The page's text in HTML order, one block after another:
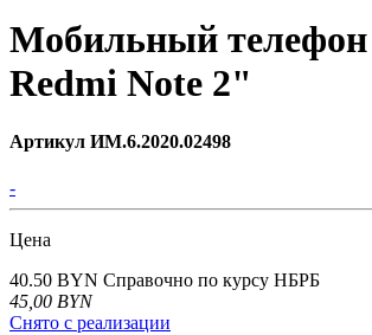
Мобильный
Redmi Note 2"
Артикул ИМ.6.2020.02498
-
Цена
40.50 BYN Справочно по курсу НБРБ
45,00 BYN
Снято с реализации